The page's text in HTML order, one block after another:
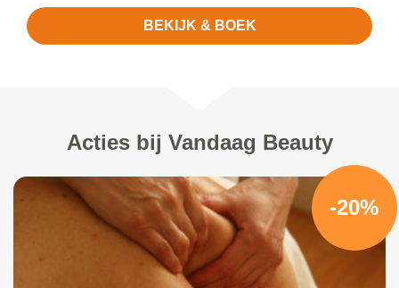
BEKIJK & BOEK
Acties bij Vandaag Beauty
-20%